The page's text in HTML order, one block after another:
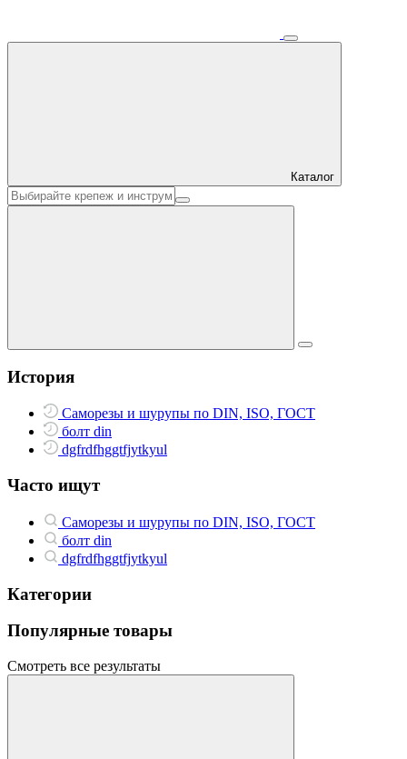
Каталог
История
Саморезы и шурупы по DIN, ISO, ГОСТ
болт din
dgfrdfhggtfjytkyul
Часто ищут
Саморезы и шурупы по DIN, ISO, ГОСТ
болт din
dgfrdfhggtfjytkyul
Категории
Популярные товары
Смотреть все результаты